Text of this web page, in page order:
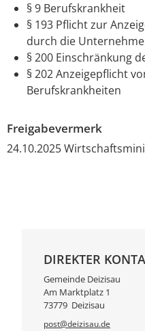
§ 9 Berufskrankheit
§ 193 Pflicht zur
durch die
§ 200 Einschränkung
§ 202 Anzeigepflicht
Berufskrankheiten
Freigabevermerk
24.10.2025
DIREKTER
Gemeinde Deizisau
Am Marktplatz 1
73779 Deizisau
post@deizisau.de